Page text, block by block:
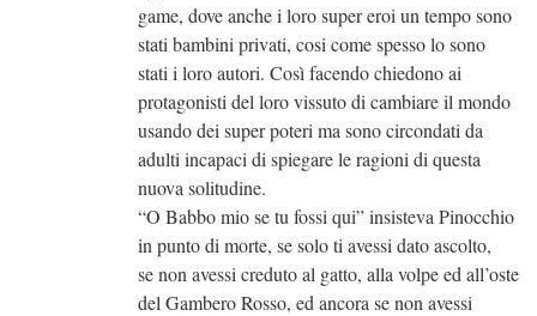
game, dove anche i loro super eroi un tempo sono
stati bambini privati, cosi come spesso lo sono
stati i loro autori. Così facendo chiedono ai
protagonisti del loro vissuto di cambiare il mondo
usando dei super poteri ma sono circondati da
adulti incapaci di spiegare le ragioni di questa
nuova solitudine.
“O Babbo mio se tu fossi qui” insisteva Pinocchio
in punto di morte, se solo ti avessi dato ascolto,
se non avessi creduto al gatto, alla volpe ed all’oste
del Gambero Rosso, ed ancora se non avessi